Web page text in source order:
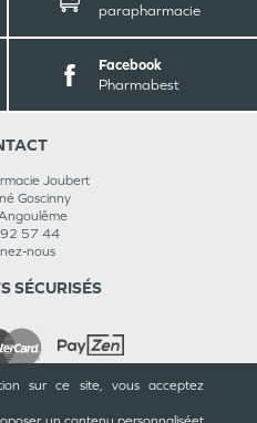
sur ce site, vous acceptez
parapharmacie
Facebook
Pharmabest
Joubert
Goscinny
Angoulême
57 44
nous
SÉCURISÉS